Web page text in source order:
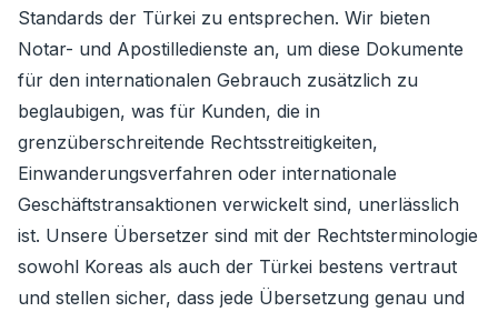
Standards der Türkei zu entsprechen. Wir bieten
Notar- und Apostilledienste an, um diese Dokumente
für den internationalen Gebrauch zusätzlich zu
beglaubigen, was für Kunden, die in
grenzüberschreitende Rechtsstreitigkeiten,
Einwanderungsverfahren oder internationale
Geschäftstransaktionen verwickelt sind, unerlässlich
ist. Unsere Übersetzer sind mit der Rechtsterminologie
sowohl Koreas als auch der Türkei bestens vertraut
und stellen sicher, dass jede Übersetzung genau und